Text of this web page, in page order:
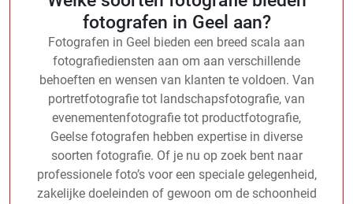
fotografen in Geel aan?
Fotografen in Geel bieden een breed scala aan
fotografiediensten aan om aan verschillende
behoeften en wensen van klanten te voldoen. Van
portretfotografie tot landschapsfotografie, van
evenementenfotografie tot productfotografie,
Geelse fotografen hebben expertise in diverse
soorten fotografie. Of je nu op zoek bent naar
professionele foto’s voor een speciale gelegenheid,
zakelijke doeleinden of gewoon om de schoonheid